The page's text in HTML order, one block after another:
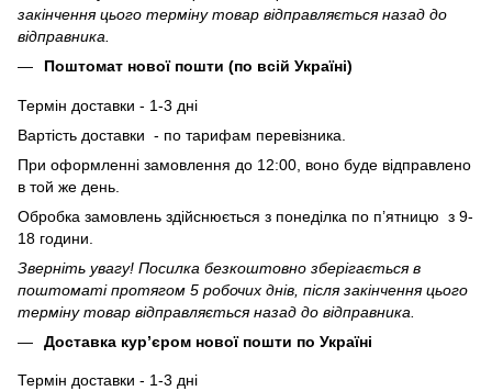
закінчення цього терміну товар відправляється назад до
відправника.
Поштомат нової пошти (по всій Україні)
Термін доставки - 1-3 дні
Вартість доставки - по тарифам перевізника.
При оформленні замовлення до 12:00, воно буде відправлено
в той же день.
Обробка замовлень здійснюється з понеділка по п’ятницю з 9-
18 години.
Зверніть увагу! Посилка безкоштовно зберігається в
поштоматі протягом 5 робочих днів, після закінчення цього
терміну товар відправляється назад до відправника.
Доставка кур’єром нової пошти по Україні
Термін доставки - 1-3 дні